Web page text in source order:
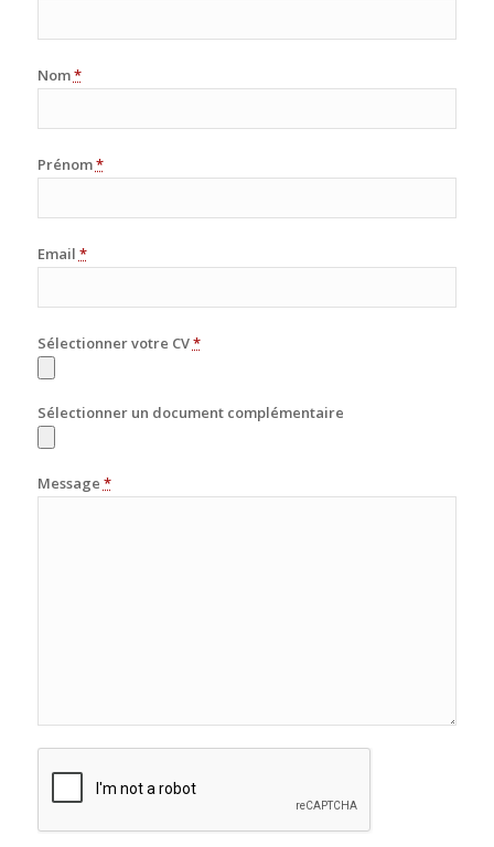
Nom*
Prénom*
Email *
Sélectionner votre CV*
Sélectionner un document complémentaire
Message *